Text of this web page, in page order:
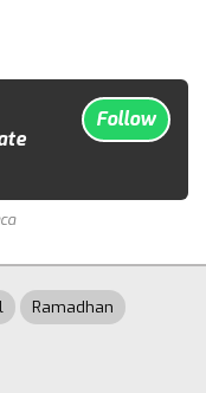
Follow
Ramadhan